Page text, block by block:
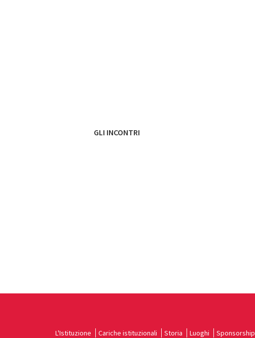
GLI INCONTRI
L'Istituzione Cariche istituzionali Storia Luoghi Sponsorship